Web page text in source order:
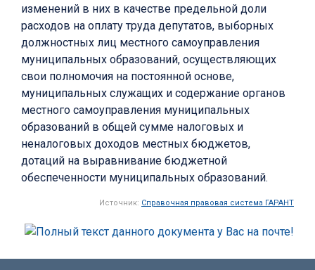
изменений в них в качестве предельной доли
расходов на оплату труда депутатов, выборных
должностных лиц местного самоуправления
муниципальных образований, осуществляющих
свои полномочия на постоянной основе,
муниципальных служащих и содержание органов
местного самоуправления муниципальных
образований в общей сумме налоговых и
неналоговых доходов местных бюджетов,
дотаций на выравнивание бюджетной
обеспеченности муниципальных образований.
Источник: Справочная правовая система ГАРАНТ